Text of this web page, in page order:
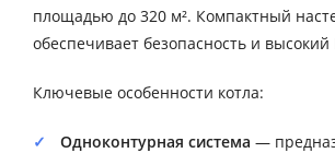
площадью до 320 м². Компактный
обеспечивает безопасность и
Ключевые особенности котла:
Одноконтурная система —